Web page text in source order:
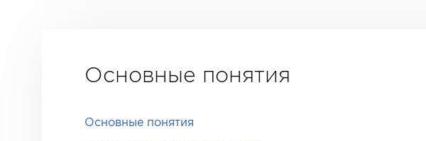
Основные понятия
Основные понятия